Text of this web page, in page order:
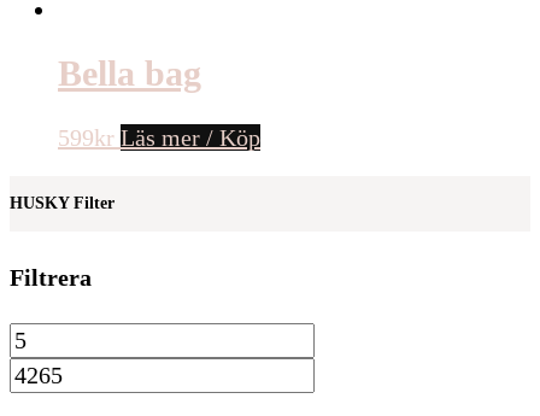
Bella bag
599kr Läs mer / Köp
HUSKY Filter
Filtrera